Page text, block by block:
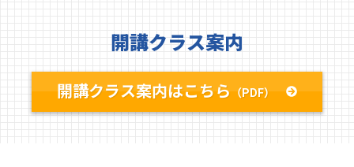
開講クラス案内
開講クラス案内はこちら（PDF）